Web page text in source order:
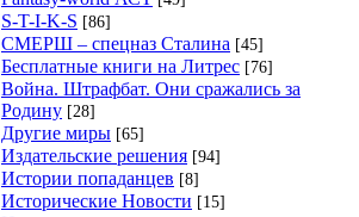
S-T-I-K-S [86]
СМЕРШ – спецназ Сталина [45]
Бесплатные книги на Литрес [76]
Война. Штрафбат. Они сражались за
Родину [28]
Другие миры [65]
Издательские решения [94]
Истории попаданцев [8]
Исторические Новости [15]